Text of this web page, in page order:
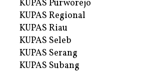
KUPAS Purworejo
KUPAS Regional
KUPAS Riau
KUPAS Seleb
KUPAS Serang
KUPAS Subang